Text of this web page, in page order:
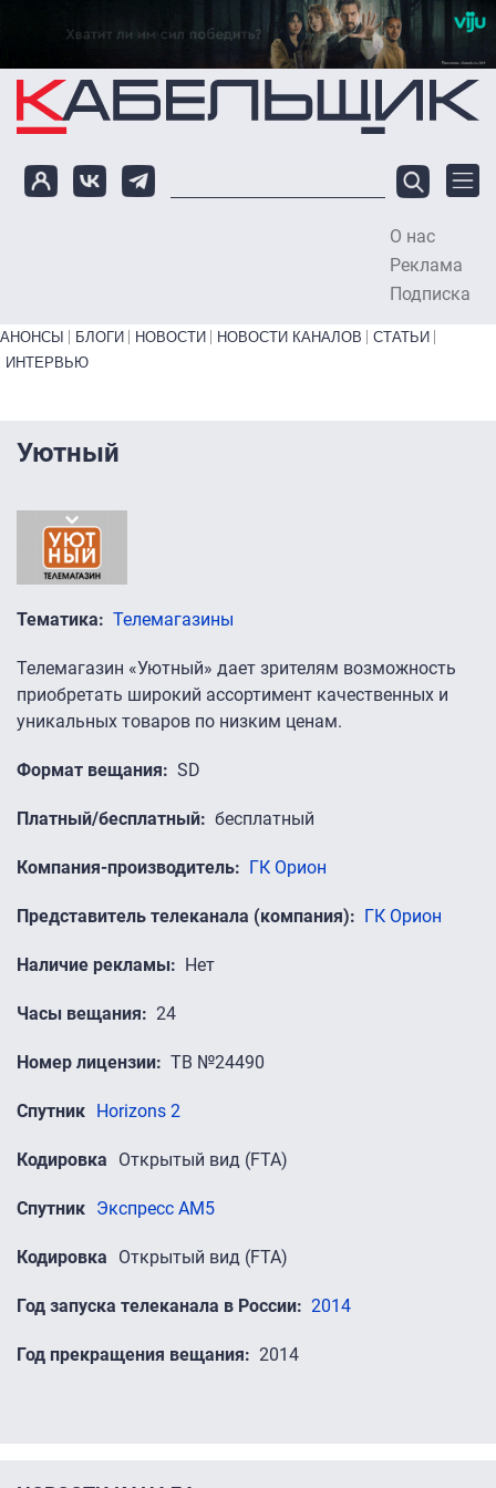
Перейти к основному содержанию
О нас
Реклама
Подписка
Primary links bottom
АНОНСЫ БЛОГИ НОВОСТИ НОВОСТИ КАНАЛОВ
СТАТЬИ
ИНТЕРВЬЮ
Уютный
Тематика Телемагазины
Телемагазин «Уютный» дает зрителям возможность
приобретать широкий ассортимент качественных и
уникальных товаров по низким ценам.
Формат вещания SD
Платный/бесплатный бесплатный
Компания-производитель ГК Орион
Представитель телеканала (компания) ГК Орион
Наличие рекламы Нет
Часы вещания 24
Номер лицензии ТВ №24490
Спутник Horizons 2
Кодировка Открытый вид (FTA)
Спутник Экспресс AM5
Кодировка Открытый вид (FTA)
Год запуска телеканала в России 2014
Год прекращения вещания 2014